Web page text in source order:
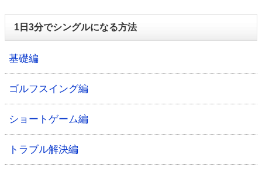
1日3分でシングルになる方法
基礎編
ゴルフスイング編
ショートゲーム編
トラブル解決編